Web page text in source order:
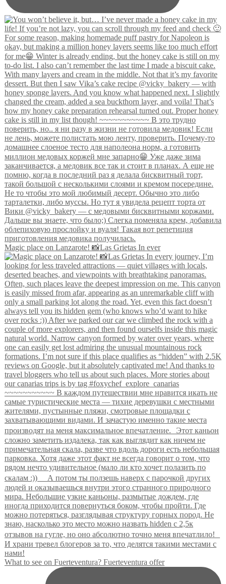
Magic place on Lanzarote! 📸Las Grietas In ever
What to see on Fuerteventura? Fuerteventura offer